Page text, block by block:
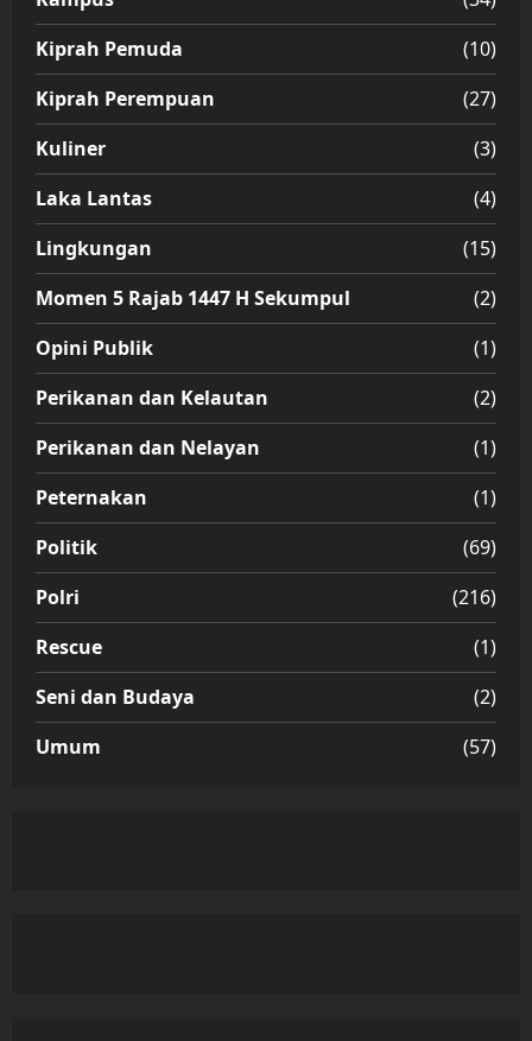
Kiprah Pemuda
(10)
Kiprah Perempuan
(27)
Kuliner
(3)
Laka Lantas
(4)
Lingkungan
(15)
Momen 5 Rajab 1447 H Sekumpul
(2)
Opini Publik
(1)
Perikanan dan Kelautan
(2)
Perikanan dan Nelayan
(1)
Peternakan
(1)
Politik
(69)
Polri
(216)
Rescue
(1)
Seni dan Budaya
(2)
Umum
(57)